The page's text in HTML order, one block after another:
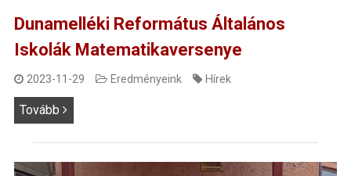
Dunamelléki Református Általános
Iskolák Matematikaversenye
2023-11-29 Eredményeink Hírek
Tovább